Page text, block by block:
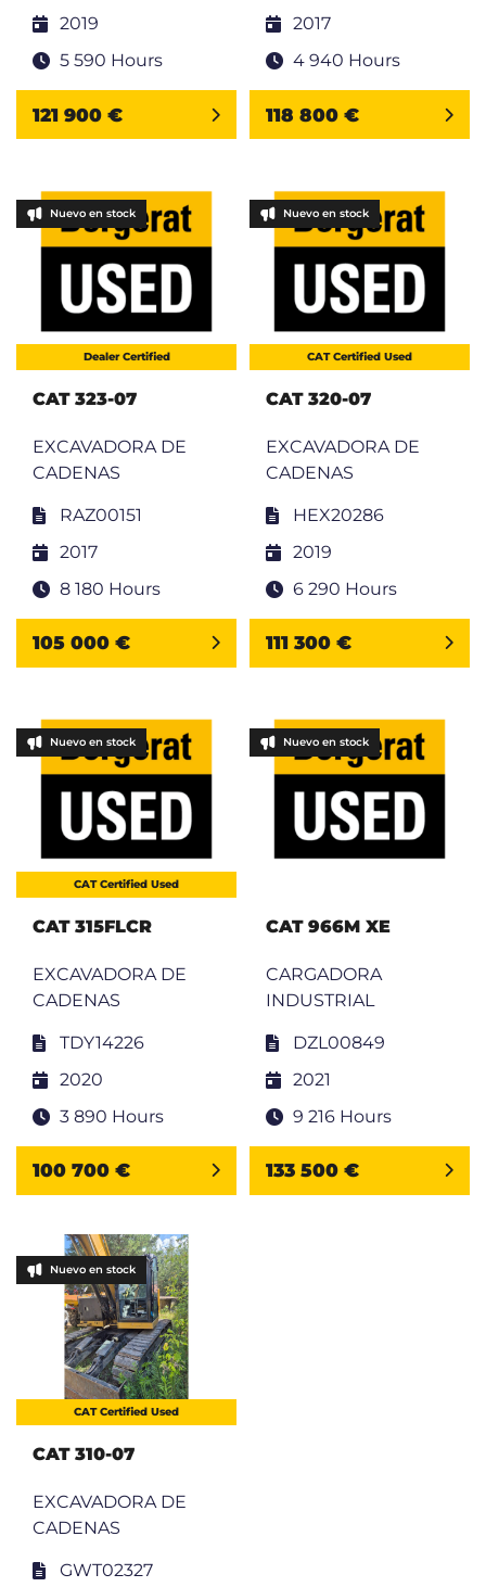
2019
5 590 Hours
121 900 €
2017
4 940 Hours
118 800 €
Nuevo en stock
Dealer Certified
CAT 323-07
EXCAVADORA DE
CADENAS
RAZ00151
2017
8 180 Hours
105 000 €
Nuevo en stock
CAT Certified Used
CAT 320-07
EXCAVADORA DE
CADENAS
HEX20286
2019
6 290 Hours
111 300 €
Nuevo en stock
CAT Certified Used
CAT 315FLCR
EXCAVADORA DE
CADENAS
TDY14226
2020
3 890 Hours
100 700 €
Nuevo en stock
CAT 966M XE
CARGADORA
INDUSTRIAL
DZL00849
2021
9 216 Hours
133 500 €
Nuevo en stock
CAT Certified Used
CAT 310-07
EXCAVADORA DE
CADENAS
GWT02327